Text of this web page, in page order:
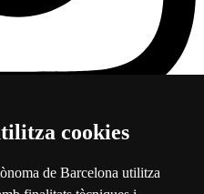
cookies
de Barcelona utilitza